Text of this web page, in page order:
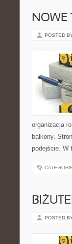
NOWE
POSTED
organizacja
balkony.
podejście. W
POSTED